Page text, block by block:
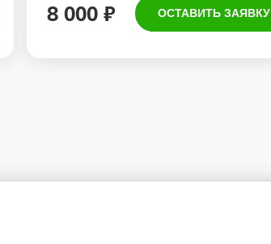
8 000 ₽ ОСТАВИТЬ ЗАЯВКУ